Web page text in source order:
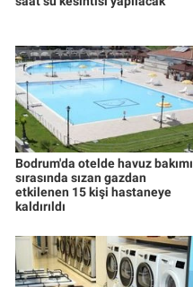
Bodrum'da otelde havuz bakımı
sırasında sızan gazdan
etkilenen 15 kişi hastaneye
kaldırıldı